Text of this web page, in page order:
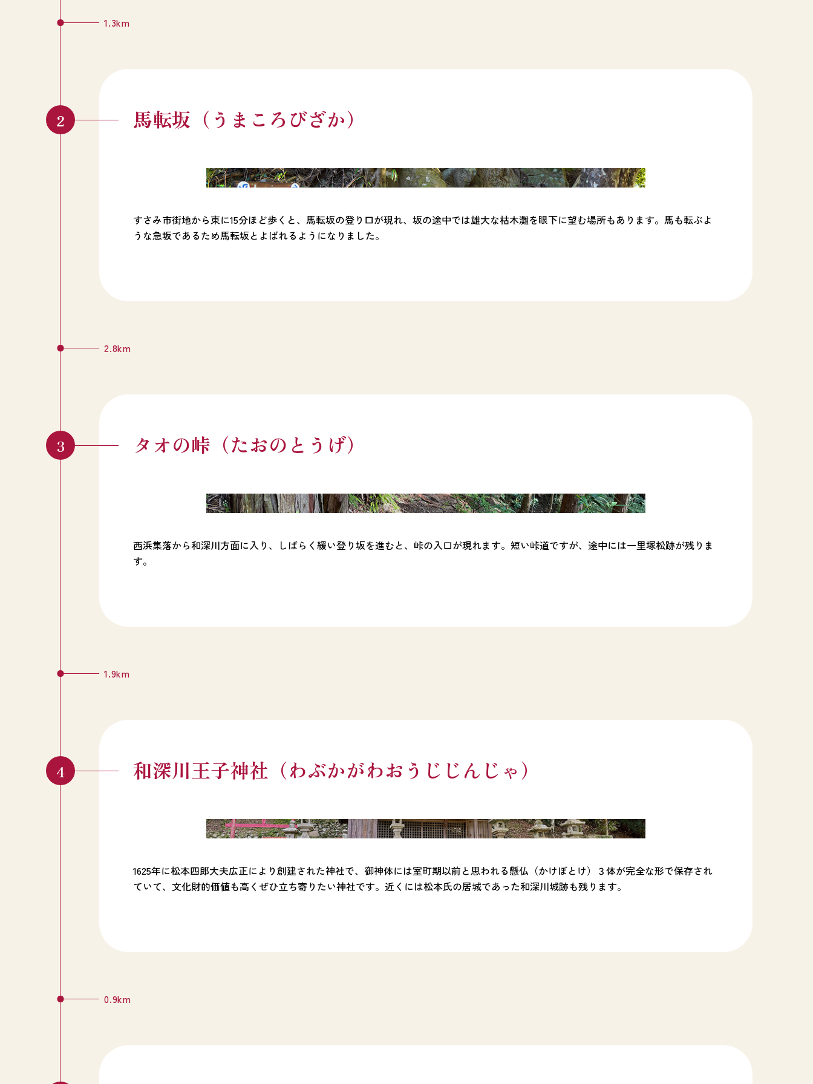
1.3km
馬転坂（うまころびざか）
すさみ市街地から東に15分ほど歩くと、馬転坂の登り口が現れ、坂の途中では雄大な枯木灘を眼下に望む場所もあります。馬も転ぶよ
うな急坂であるため馬転坂とよばれるようになりました。
2.8km
タオの峠（たおのとうげ）
西浜集落から和深川方面に入り、しばらく緩い登り坂を進むと、峠の入口が現れます。短い峠道ですが、途中には一里塚松跡が残りま
す。
1.9km
和深川王子神社（わぶかがわおうじじんじゃ）
1625年に松本四郎大夫広正により創建された神社で、御神体には室町期以前と思われる懸仏（かけぼとけ）３体が完全な形で保存され
ていて、文化財的価値も高くぜひ立ち寄りたい神社です。近くには松本氏の居城であった和深川城跡も残ります。
0.9km